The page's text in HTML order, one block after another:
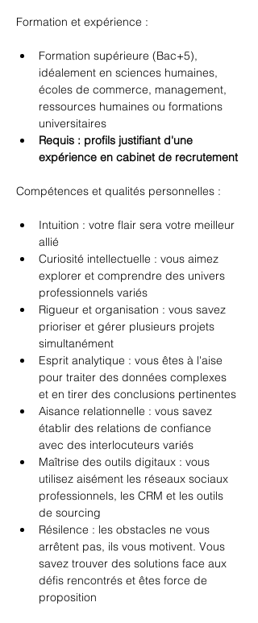
Formation et expérience :
Formation supérieure (Bac+5),
idéalement en sciences humaines,
écoles de commerce, management,
ressources humaines ou formations
universitaires
Requis : profils justifiant d'une
expérience en cabinet de recrutement
Compétences et qualités personnelles :
Intuition : votre flair sera votre meilleur
allié
Curiosité intellectuelle : vous aimez
explorer et comprendre des univers
professionnels variés
Rigueur et organisation : vous savez
prioriser et gérer plusieurs projets
simultanément
Esprit analytique : vous êtes à l'aise
pour traiter des données complexes
et en tirer des conclusions pertinentes
Aisance relationnelle : vous savez
établir des relations de confiance
avec des interlocuteurs variés
Maîtrise des outils digitaux : vous
utilisez aisément les réseaux sociaux
professionnels, les CRM et les outils
de sourcing
Résilence : les obstacles ne vous
arrêtent pas, ils vous motivent. Vous
savez trouver des solutions face aux
défis rencontrés et êtes force de
proposition